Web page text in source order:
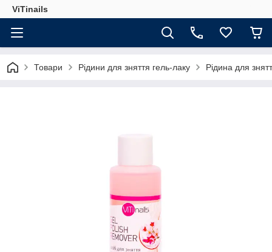
ViTinails
Товари Рідини для зняття гель-лаку Рідина для